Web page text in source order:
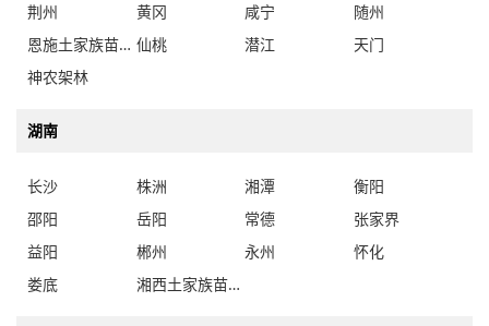
荆州
黄冈 咸宁
随州
恩施土家族苗族自治州 仙桃 潜江
天门
神农架林
湖南
长沙 株洲 湘潭
衡阳
邵阳
岳阳 常德
张家界
益阳
郴州 永州
怀化
娄底
湘西土家族苗族自治州